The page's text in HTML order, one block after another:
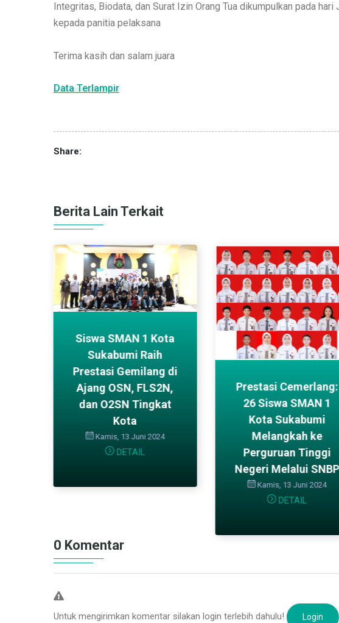
Integritas, Biodata, dan Surat Izin Orang Tua dikumpulkan pada
kepada panitia pelaksana
Terima kasih dan salam juara
Data Terlampir
Share:
Berita Lain Terkait
Siswa SMAN 1 Kota
Sukabumi Raih
Prestasi Gemilang di
Ajang OSN, FLS2N,
dan O2SN Tingkat
Kota
Kamis, 13 Juni 2024
DETAIL
Prestasi Cemerlang:
26 Siswa SMAN 1
Kota Sukabumi
Melangkah ke
Perguruan Tinggi
Negeri Melalui SNBP
Kamis, 13 Juni 2024
DETAIL
0 Komentar
Untuk mengirimkan komentar silakan login terlebih dahulu! Login